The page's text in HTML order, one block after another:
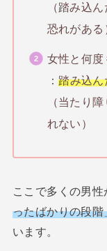
（踏み込
恐れがある
女性と何
：踏み込ん
（当たり
れない）
ここで多くの男
ったばかりの段
います。